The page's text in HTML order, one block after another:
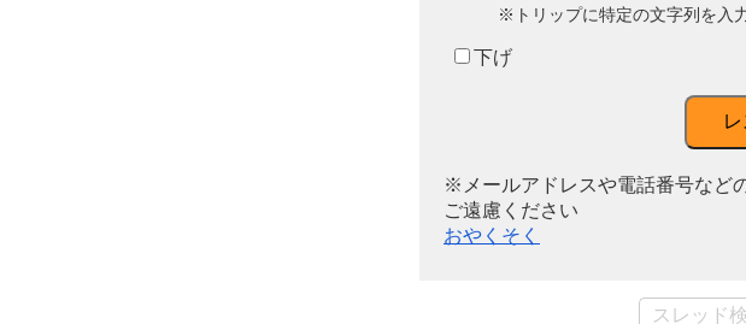
※トリップに特定の文字列を入
下げ
※メールアドレスや電話番号など
ご遠慮ください
おやくそく